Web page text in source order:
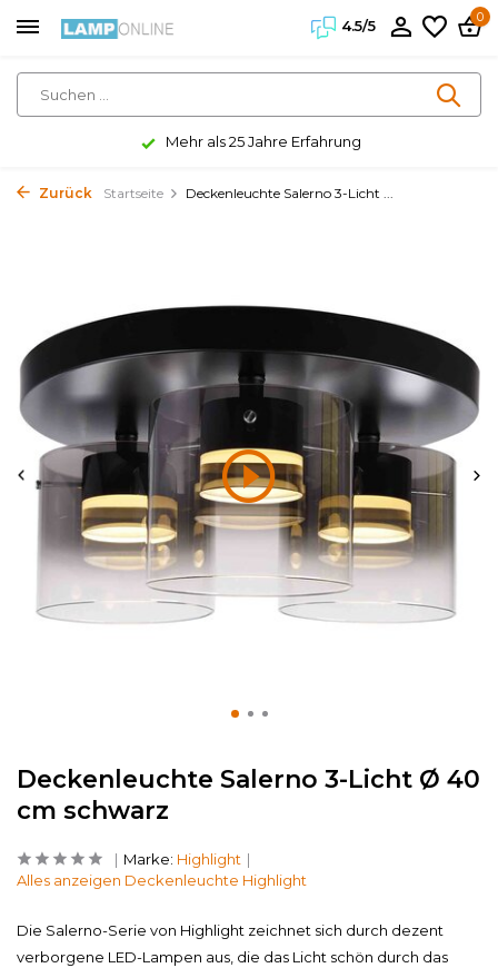
4.5/5
0
Mehr als 25 Jahre Erfahrung
Zurück Startseite Deckenleuchte Salerno 3-Licht ...
Deckenleuchte Salerno 3-Licht Ø 40
cm schwarz
Marke: Highlight
Alles anzeigen Deckenleuchte Highlight
Die Salerno-Serie von Highlight zeichnet sich durch dezent
verborgene LED-Lampen aus, die das Licht schön durch das